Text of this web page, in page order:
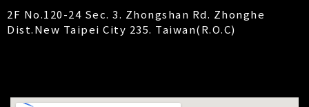
2F No.120-24 Sec. 3. Zhongshan Rd. Zhonghe
Dist.New Taipei City 235. Taiwan(R.O.C)